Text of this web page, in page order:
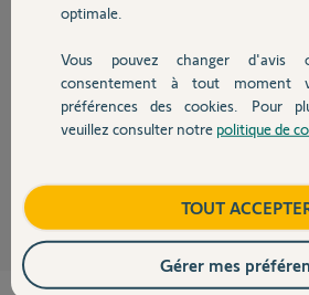
Devis avec un pro
Contact
Bonjour Michel
extinction de la Led
Rebranchez le Link
optimale.
Vous pouvez changer d'avis
consentement à tout moment
préférences des cookies. Pour
veuillez consulter notre politique de
TOUT
Gérer mes